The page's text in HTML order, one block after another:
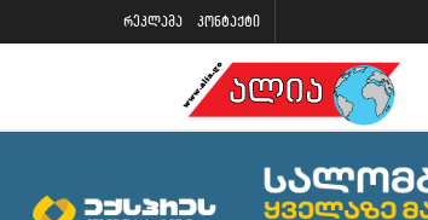
რეკლამა კონტაქტი